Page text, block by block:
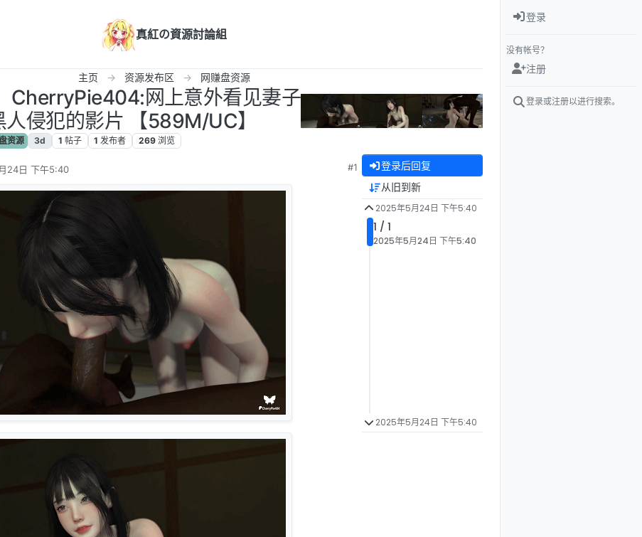
真紅の資源討論組
主页 资源发布区 网赚盘资源
CherryPie404:网上意外看见妻子
侵犯的影片 【589M/UC】
资源 3d 1 帖子 1 发布者 269 浏览
24日 下午5:40 #1 登录后回复
从旧到新
2025年5月24日 下午5:40
1 / 1
2025年5月24日 下午5:40
2025年5月24日 下午5:40
登录
没有帐号？
注册
登录或注册以进行搜索。